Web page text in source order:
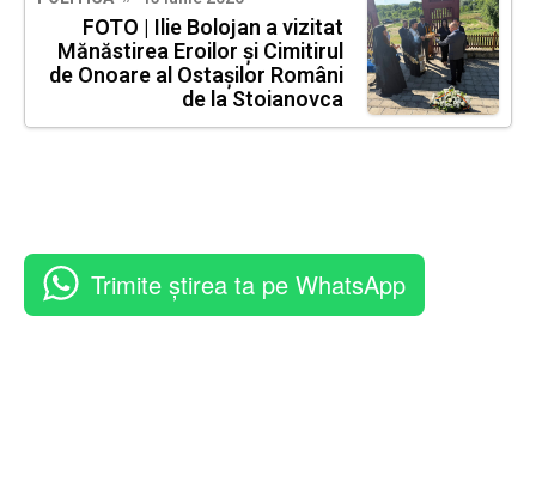
FOTO | Ilie Bolojan a vizitat
Mănăstirea Eroilor și Cimitirul
de Onoare al Ostașilor Români
de la Stoianovca
Trimite știrea ta pe WhatsApp